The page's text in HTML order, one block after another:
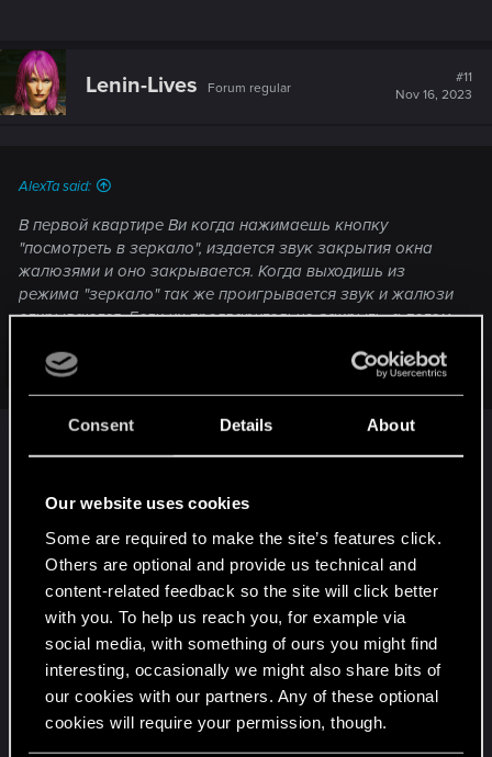
Consent Details About
Our website uses cookies
Some are required to make the site’s features click.
Others are optional and provide us technical and
content-related feedback so the site will click better
with you. To help us reach you, for example via
social media, with something of ours you might find
interesting, occasionally we might also share bits of
our cookies with our partners. Any of these optional
cookies will require your permission, though.
Lenin-Lives Forum regular
#11
Nov 16, 2023
AlexTa said:
В первой квартире Ви когда нажимаешь кнопку
"посмотреть в зеркало", издается звук закрытия окна
жалюзями и оно закрывается. Когда выходишь из
режима "зеркало" так же проигрывается звук и жалюзи
открываются. Если их предварительно закрыть, а потом
открывается. Меняла клавишу взаимодействия - все
Так было с самого начала. В 1.06 и выше. Мне
кажется, что это сделано специально, чтобы
ошибаться, но в игре нет ни одного зеркала
вне помещения, которое бы отражало часть
улицы. Может быть особенности движка? Не
знаю.
Attachments